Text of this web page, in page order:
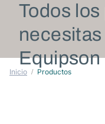
Todos
Equipson
Inicio Productos